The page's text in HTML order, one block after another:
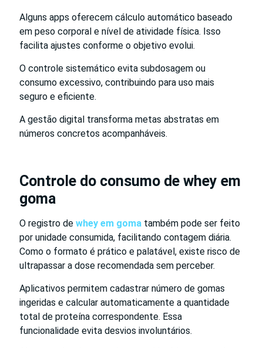
Alguns apps oferecem cálculo automático baseado
em peso corporal e nível de atividade física. Isso
facilita ajustes conforme o objetivo evolui.
O controle sistemático evita subdosagem ou
consumo excessivo, contribuindo para uso mais
seguro e eficiente.
A gestão digital transforma metas abstratas em
números concretos acompanháveis.
Controle do consumo de whey em
goma
O registro de whey em goma também pode ser feito
por unidade consumida, facilitando contagem diária.
Como o formato é prático e palatável, existe risco de
ultrapassar a dose recomendada sem perceber.
Aplicativos permitem cadastrar número de gomas
ingeridas e calcular automaticamente a quantidade
total de proteína correspondente. Essa
funcionalidade evita desvios involuntários.